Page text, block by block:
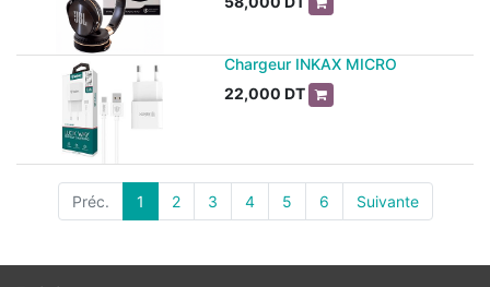
Chargeur INKAX MICRO
22,000 DT
Préc. 1 2 3 4 5 6 Suivante